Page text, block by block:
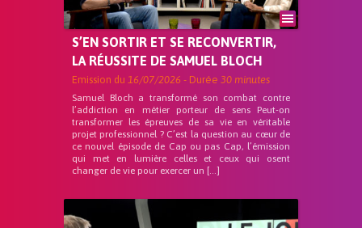
S’EN SORTIR ET SE RECONVERTIR,
LA RÉUSSITE DE SAMUEL BLOCH
Emission du 16/07/2026 - Durée 30 minutes
Samuel Bloch a transformé son combat contre
l’addiction en métier porteur de sens Peut-on
transformer les épreuves de sa vie en véritable
projet professionnel ? C’est la question au cœur de
ce nouvel épisode de Cap ou pas Cap, l’émission
qui met en lumière celles et ceux qui osent
changer de vie pour exercer un […]